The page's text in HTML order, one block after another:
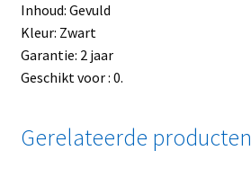
Inhoud: Gevuld
Kleur: Zwart
Garantie: 2 jaar
Geschikt voor : 0.
Gerelateerde producten